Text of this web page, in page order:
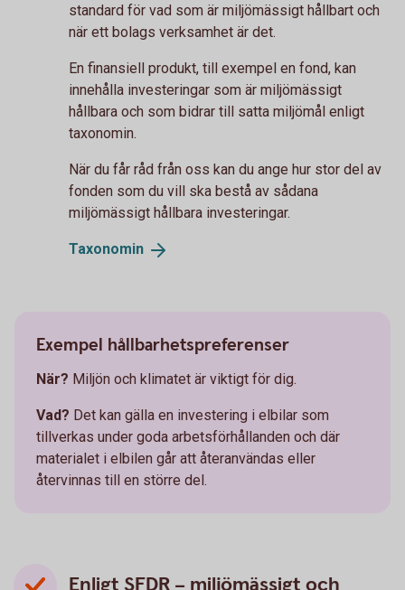
standard för vad som är miljömässigt hållbart och
när ett bolags verksamhet är det.
En finansiell produkt, till exempel en fond, kan
innehålla investeringar som är miljömässigt
hållbara och som bidrar till satta miljömål enligt
taxonomin.
När du får råd från oss kan du ange hur stor del av
fonden som du vill ska bestå av sådana
miljömässigt hållbara investeringar.
Taxonomin
Exempel hållbarhetspreferenser
När? Miljön och klimatet är viktigt för dig.
Vad? Det kan gälla en investering i elbilar som
tillverkas under goda arbetsförhållanden och där
materialet i elbilen går att återanvändas eller
återvinnas till en större del.
Enligt SFDR – miljömässigt och